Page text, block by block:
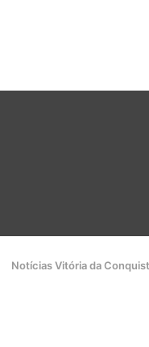
Notícias Vitória da